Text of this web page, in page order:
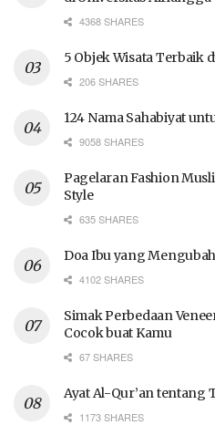
4368 SHARES
5 Objek Wisata Terbaik
206 SHARES
124 Nama Sahabiyat
9058 SHARES
Pagelaran Fashion
Style
635 SHARES
Doa Ibu yang
4102 SHARES
Simak Perbedaan
Cocok buat Kamu
67 SHARES
Ayat Al-Qur’an tentang
1173 SHARES